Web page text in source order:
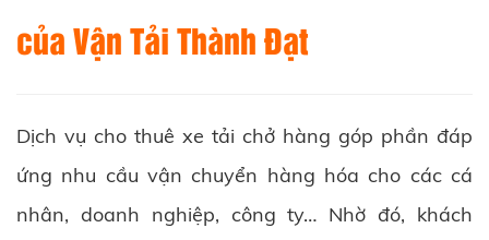
của Vận Tải Thành Đạt
Dịch vụ cho thuê xe tải chở hàng góp phần đáp
ứng nhu cầu vận chuyển hàng hóa cho các cá
nhân, doanh nghiệp, công ty… Nhờ đó, khách